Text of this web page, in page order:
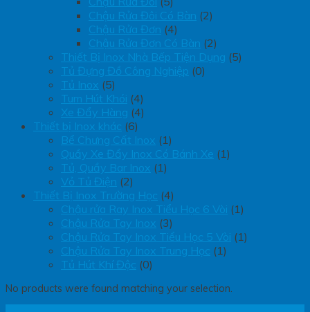
Chậu Rửa Đôi Có Bàn (2)
Chậu Rửa Đơn (4)
Chậu Rửa Đơn Có Bàn (2)
Thiết Bị Inox Nhà Bếp Tiện Dụng (5)
Tủ Đựng Đồ Công Nghiệp (0)
Tủ Inox (5)
Tum Hút Khói (4)
Xe Đẩy Hàng (4)
Thiết bị Inox khác (6)
Bể Chưng Cất Inox (1)
Quầy Xe Đẩy Inox Có Bánh Xe (1)
Tủ, Quầy Bar Inox (1)
Vỏ Tủ Điện (2)
Thiết Bị Inox Trường Học (4)
Chậu rửa Ray Inox Tiểu Học 6 Vòi (1)
Chậu Rửa Tay Inox (3)
Chậu Rửa Tay Inox Tiểu Học 5 Vòi (1)
Chậu Rửa Tay Inox Trung Học (1)
Tủ Hút Khí Độc (0)
No products were found matching your selection.